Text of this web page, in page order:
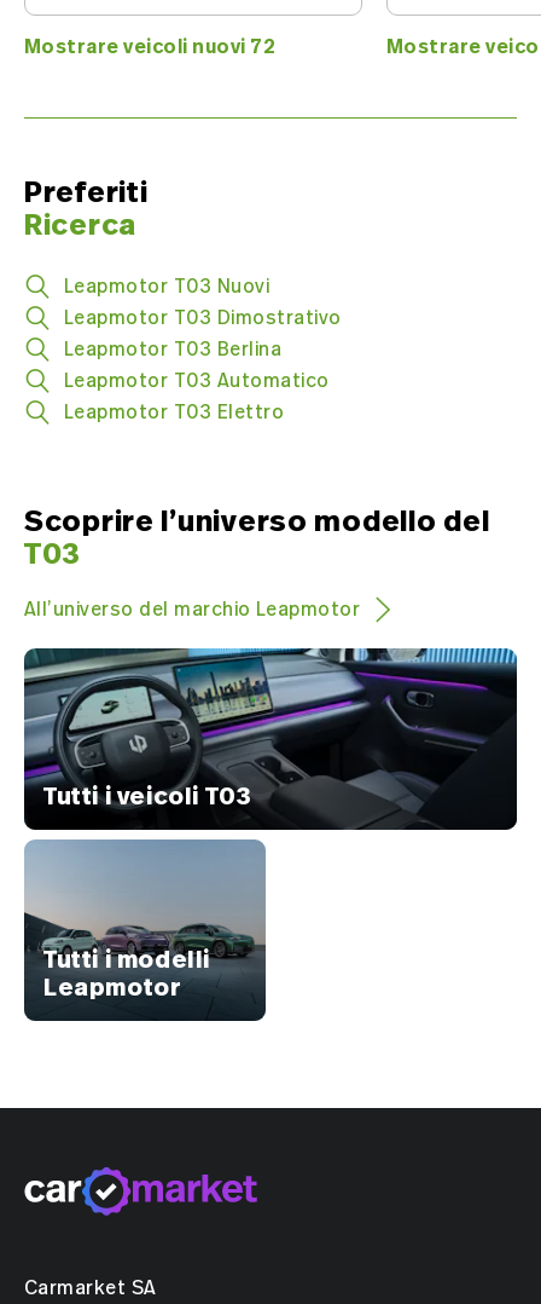
Mostrare veicoli nuovi 72 Mostrare
Preferiti
Ricerca
Leapmotor T03 Nuovi
Leapmotor T03 Dimostrativo
Leapmotor T03 Berlina
Leapmotor T03 Automatico
Leapmotor T03 Elettro
Scoprire l’universo modello del
T03
All’universo del marchio Leapmotor
Tutti i veicoli T03
Tutti i modelli
Leapmotor
Carmarket SA